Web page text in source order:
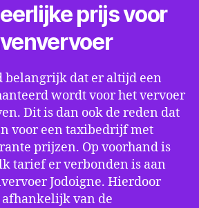
prijs voor
belangrijk dat er altijd een
wordt voor het vervoer
Dit is dan ook de reden dat
voor een taxibedrijf met
prijzen. Op voorhand is
tarief er verbonden is aan
Jodoigne. Hierdoor
van de